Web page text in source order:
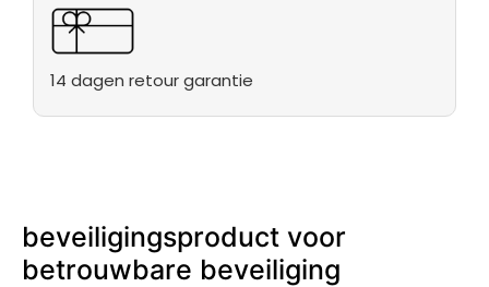
14 dagen retour garantie
beveiligingsproduct voor
betrouwbare beveiliging